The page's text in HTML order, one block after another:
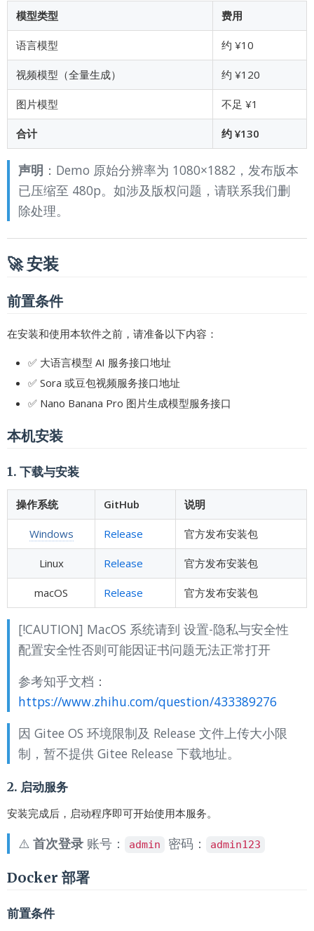
模型类型 费用
语言模型 约 ¥10
视频模型（全量生成） 约 ¥120
图片模型 不足 ¥1
合计 约 ¥130
声明 ：Demo 原始分辨率为 1080×1882，发布版本
已压缩至 480p。如涉及版权问题，请联系我们删
除处理。
🚀 安装
前置条件
在安装和使用本软件之前，请准备以下内容：
✅ 大语言模型 AI 服务接口地址
✅ Sora 或豆包视频服务接口地址
✅ Nano Banana Pro 图片生成模型服务接口
本机安装
1. 下载与安装
操作系统 GitHub 说明
Windows Release 官方发布安装包
Linux Release 官方发布安装包
macOS Release 官方发布安装包
[!CAUTION] MacOS 系统请到 设置-隐私与安全性
配置安全性否则可能因证书问题无法正常打开
参考知乎文档：
https://www.zhihu.com/question/433389276
因 Gitee OS 环境限制及 Release 文件上传大小限
制，暂不提供 Gitee Release 下载地址。
2. 启动服务
安装完成后，启动程序即可开始使用本服务。
⚠️ 首次登录 账号： admin 密码： admin123
Docker 部署
前置条件